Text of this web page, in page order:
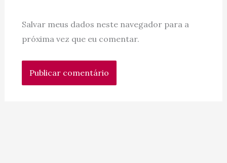
Salvar meus dados neste navegador para a
próxima vez que eu comentar.